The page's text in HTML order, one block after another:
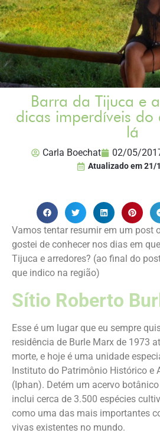
Barra da Tijuca e
dicas imperdíveis do
lá
Carla Boechat 02/05/
Atualizado em21/
Vamos tentar resumir em um post
gostei de conhecer nos dias em
Tijuca e arredores? (ao final do
que indico na região)
Sítio Roberto
Esse é um lugar que eu sempre
residência de Burle Marx de 1973
morte, e hoje é uma unidade
Instituto do Patrimônio Histórico e
(Iphan). Detém um acervo
inclui cerca de 3.500 espécies
como uma das mais importantes
vivas existentes no mundo.